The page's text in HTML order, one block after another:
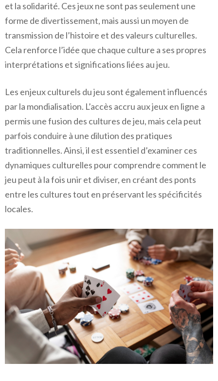
et la solidarité. Ces jeux ne sont pas seulement une
forme de divertissement, mais aussi un moyen de
transmission de l’histoire et des valeurs culturelles.
Cela renforce l’idée que chaque culture a ses propres
interprétations et significations liées au jeu.
Les enjeux culturels du jeu sont également influencés
par la mondialisation. L’accès accru aux jeux en ligne a
permis une fusion des cultures de jeu, mais cela peut
parfois conduire à une dilution des pratiques
traditionnelles. Ainsi, il est essentiel d’examiner ces
dynamiques culturelles pour comprendre comment le
jeu peut à la fois unir et diviser, en créant des ponts
entre les cultures tout en préservant les spécificités
locales.